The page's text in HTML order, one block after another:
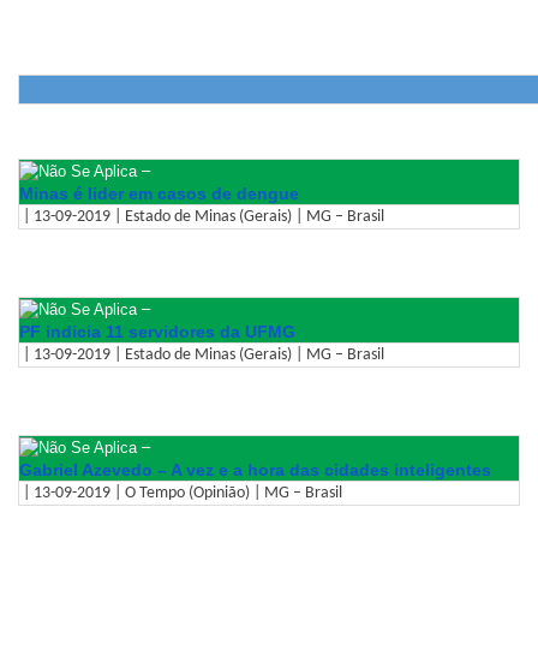
–
Minas é lider em casos de dengue
| 13-09-2019 | Estado de Minas (Gerais) | MG – Brasil
–
PF indicia 11 servidores da UFMG
| 13-09-2019 | Estado de Minas (Gerais) | MG – Brasil
–
Gabriel Azevedo – A vez e a hora das cidades inteligentes
| 13-09-2019 | O Tempo (Opinião) | MG – Brasil